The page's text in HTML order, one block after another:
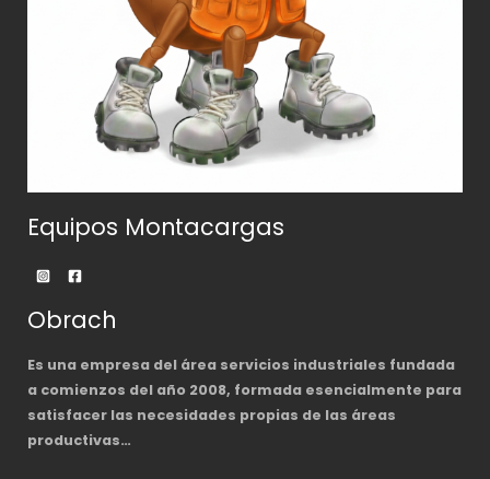
Equipos Montacargas
Obrach
Es una empresa del área servicios industriales fundada
a comienzos del año 2008, formada esencialmente para
satisfacer las necesidades propias de las áreas
productivas…